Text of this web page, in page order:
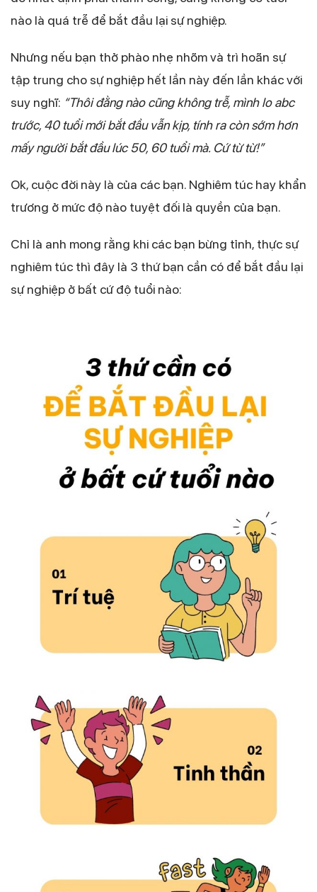
nào là quá trễ để bắt đầu lại sự nghiệp.
Nhưng nếu bạn thở phào nhẹ nhõm và trì hoãn sự
tập trung cho sự nghiệp hết lần này đến lần khác với
suy nghĩ: “Thôi đằng nào cũng không trễ, mình lo abc
trước, 40 tuổi mới bắt đầu vẫn kịp, tính ra còn sớm hơn
mấy người bắt đầu lúc 50, 60 tuổi mà. Cứ từ từ!”
Ok, cuộc đời này là của các bạn. Nghiêm túc hay khẩn
trương ở mức độ nào tuyệt đối là quyền của bạn.
Chỉ là anh mong rằng khi các bạn bừng tỉnh, thực sự
nghiêm túc thì đây là 3 thứ bạn cần có để bắt đầu lại
sự nghiệp ở bất cứ độ tuổi nào: